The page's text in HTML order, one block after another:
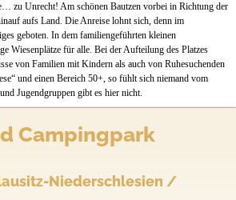
zu Unrecht! Am schönen Bautzen vorbei in Richtung der
aufs Land. Die Anreise lohnt sich, denn im
geboten. In dem familiengeführten kleinen
Wiesenplätze für alle. Bei der Aufteilung des Platzes
von Familien mit Kindern als auch von Ruhesuchenden
und einen Bereich 50+, so fühlt sich niemand vom
Jugendgruppen gibt es hier nicht.
Campingpark
Niederschlesien /